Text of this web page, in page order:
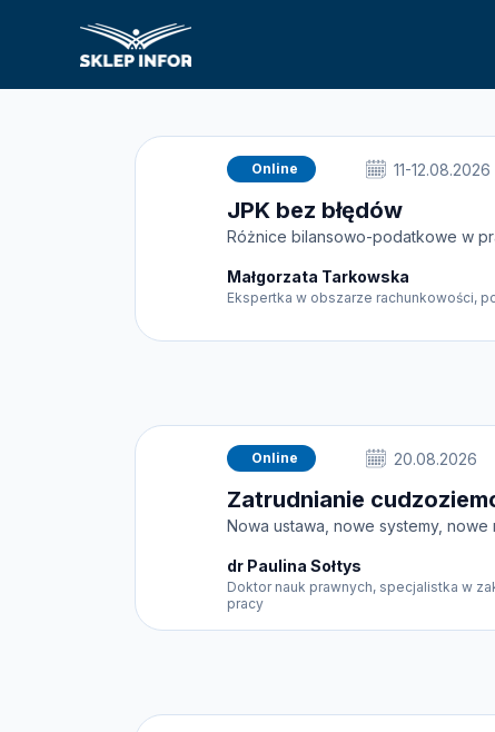
JPK bez błędów
Małgorzata Tarkowska
Ekspertka w obszarze rachunkowości,
11-12.08.2026
Online
Różnice bilansowo-podatkowe w
Zatrudnianie
dr Paulina Sołtys
Doktor nauk prawnych, specjalistka w
pracy
20.08.2026
Online
Nowa ustawa, nowe systemy,